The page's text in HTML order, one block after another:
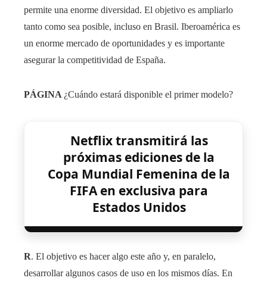
permite una enorme diversidad. El objetivo es ampliarlo
tanto como sea posible, incluso en Brasil. Iberoamérica es
un enorme mercado de oportunidades y es importante
asegurar la competitividad de España.
PÁGINA¿Cuándo estará disponible el primer modelo?
Netflix transmitirá las
próximas ediciones de la
Copa Mundial Femenina de la
FIFA en exclusiva para
Estados Unidos
R. El objetivo es hacer algo este año y, en paralelo,
desarrollar algunos casos de uso en los mismos días. En